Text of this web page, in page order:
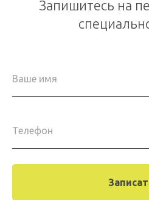
Запишитесь на